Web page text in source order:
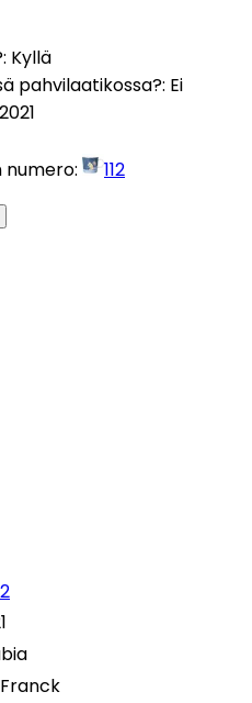
: Kyllä
pahvilaatikossa?: Ei
2021
numero: 112